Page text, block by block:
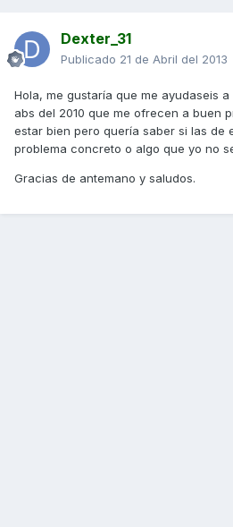
Dexter_31
Publicado 21 de Abril del 2013
Hola, me gustaría que me ayudaseis
abs del 2010 que me ofrecen a buen
estar bien pero quería saber si las de
problema concreto o algo que yo no
Gracias de antemano y saludos.